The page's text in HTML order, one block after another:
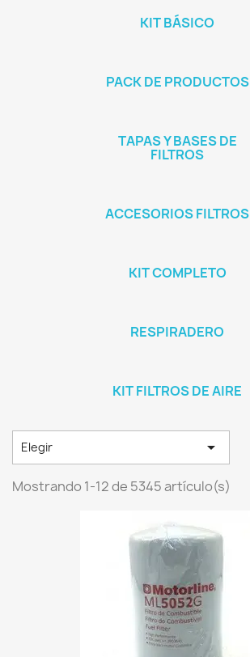
KIT BÁSICO
PACK DE PRODUCTOS
TAPAS Y BASES DE
FILTROS
ACCESORIOS FILTROS
KIT COMPLETO
RESPIRADERO
KIT FILTROS DE AIRE
Elegir 
Mostrando 1-12 de 5345 artículo(s)